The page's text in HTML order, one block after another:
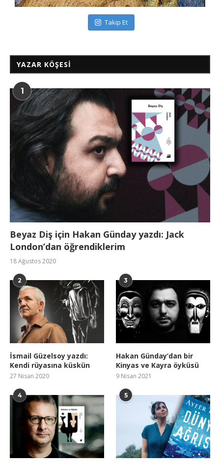
Takip Et
YAZAR KÖŞESI
1
Beyaz Diş için Hakan Günday yazdı: Jack
London’dan öğrendiklerim
18 Ağustos 2020
2
İsmail Güzelsoy yazdı:
Kendi rüyasına küskün
27 Nisan 2020
3
Hakan Günday’dan bir
Kinyas ve Kayra öyküsü
9 Nisan 2021
4 5